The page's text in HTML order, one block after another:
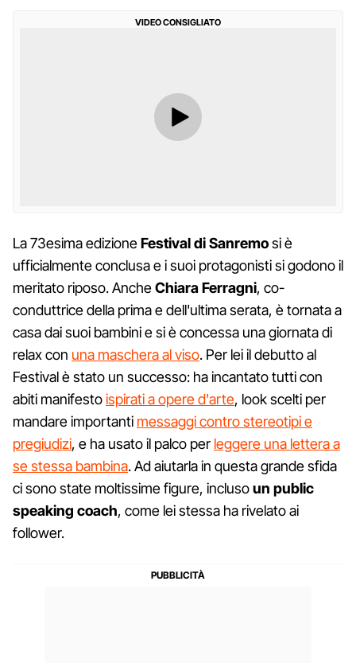
VIDEO CONSIGLIATO
La 73esima edizioneFestival di Sanremosi è
ufficialmente conclusa e i suoi protagonisti si godono il
meritato riposo. AncheChiara Ferragni, co-
conduttrice della prima e dell'ultima serata, è tornata a
casa dai suoi bambini e si è concessa una giornata di
relax con una maschera al viso. Per lei il debutto al
Festival è stato un successo: ha incantato tutti con
abiti manifestoispirati a opere d'arte, look scelti per
mandare importanti messaggi contro stereotipi e
pregiudizi, e ha usato il palco per leggere una lettera a
se stessa bambina. Ad aiutarla in questa grande sfida
ci sono state moltissime figure, inclusoun public
speaking coach, come lei stessa ha rivelato ai
follower.